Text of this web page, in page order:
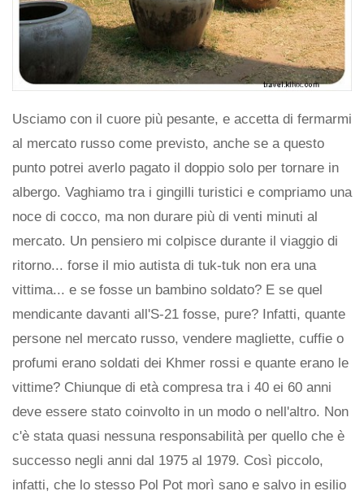
Usciamo con il cuore più pesante, e accetta di fermarmi
al mercato russo come previsto, anche se a questo
punto potrei averlo pagato il doppio solo per tornare in
albergo. Vaghiamo tra i gingilli turistici e compriamo una
noce di cocco, ma non durare più di venti minuti al
mercato. Un pensiero mi colpisce durante il viaggio di
ritorno... forse il mio autista di tuk-tuk non era una
vittima... e se fosse un bambino soldato? E se quel
mendicante davanti all'S-21 fosse, pure? Infatti, quante
persone nel mercato russo, vendere magliette, cuffie o
profumi erano soldati dei Khmer rossi e quante erano le
vittime? Chiunque di età compresa tra i 40 ei 60 anni
deve essere stato coinvolto in un modo o nell'altro. Non
c'è stata quasi nessuna responsabilità per quello che è
successo negli anni dal 1975 al 1979. Così piccolo,
infatti, che lo stesso Pol Pot morì sano e salvo in esilio